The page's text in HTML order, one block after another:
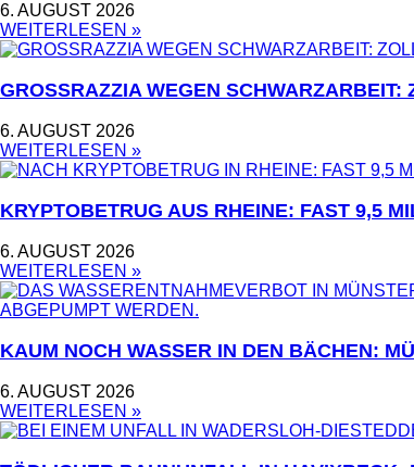
6. AUGUST 2026
WEITERLESEN »
GROSSRAZZIA WEGEN
6. AUGUST 2026
WEITERLESEN »
KRYPTOBETRUG AUS RHEINE: FAST 9,5
6. AUGUST 2026
WEITERLESEN »
KAUM NOCH WASSER IN DEN BÄCHEN:
6. AUGUST 2026
WEITERLESEN »